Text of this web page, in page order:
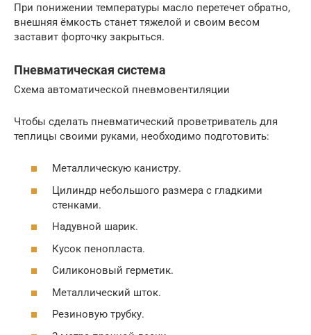
При понижении температуры масло перетечет обратно,
внешняя ёмкость станет тяжелой и своим весом
заставит форточку закрыться.
Пневматическая система
Схема автоматической пневмовентиляции
Чтобы сделать пневматический проветриватель для
теплицы своими руками, необходимо подготовить:
Металлическую канистру.
Цилиндр небольшого размера с гладкими
стенками.
Надувной шарик.
Кусок пенопласта.
Силиконовый герметик.
Металлический шток.
Резиновую трубку.